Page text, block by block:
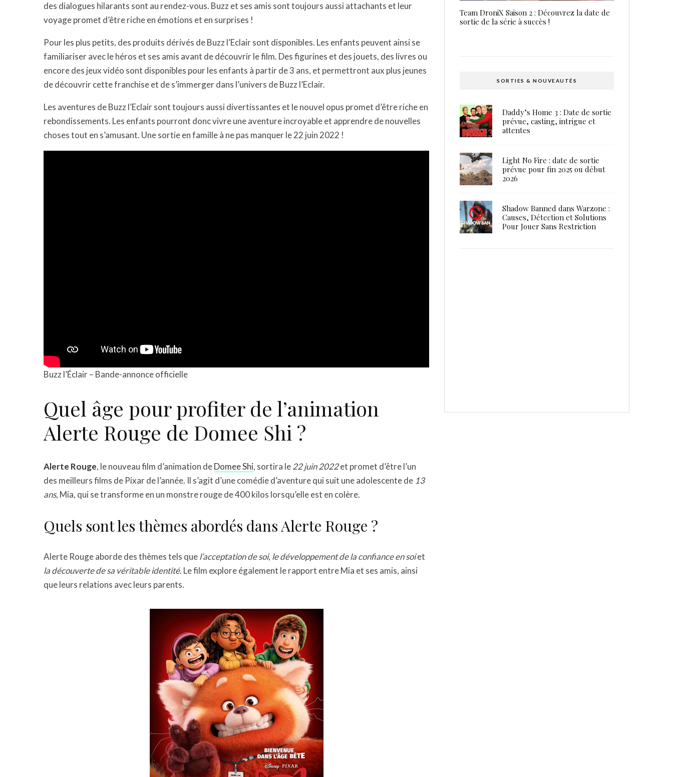
des dialogues hilarants sont au rendez-vous. Buzz et ses amis sont toujours aussi attachants et leur
voyage promet d’être riche en émotions et en surprises !
Pour les plus petits, des produits dérivés de Buzz l’Eclair sont disponibles. Les enfants peuvent ainsi se
familiariser avec le héros et ses amis avant de découvrir le film. Des figurines et des jouets, des livres ou
encore des jeux vidéo sont disponibles pour les enfants à partir de 3 ans, et permettront aux plus jeunes
de découvrir cette franchise et de s’immerger dans l’univers de Buzz l’Eclair.
Les aventures de Buzz l’Eclair sont toujours aussi divertissantes et le nouvel opus promet d’être riche en
rebondissements. Les enfants pourront donc vivre une aventure incroyable et apprendre de nouvelles
choses tout en s’amusant. Une sortie en famille à ne pas manquer le 22 juin 2022 !
Buzz l’Éclair – Bande-annonce officielle
Quel âge pour profiter de l’animation
Alerte Rouge de Domee Shi ?
Alerte Rouge, le nouveau film d’animation deDomee Shi, sortira le22 juin 2022et promet d’être l’un
des meilleurs films de Pixar de l’année. Il s’agit d’une comédie d’aventure qui suit une adolescente de 13
ans, Mia, qui se transforme en un monstre rouge de 400 kilos lorsqu’elle est en colère.
Quels sont les thèmes abordés dans Alerte Rouge ?
Alerte Rouge aborde des thèmes tels quel’acceptation de soi, le développement de la confiance en soiet
la découverte de sa véritable identité. Le film explore également le rapport entre Mia et ses amis, ainsi
que leurs relations avec leurs parents.
Team DroniX Saison 2 : Découvrez la date de
sortie de la série à succès !
SORTIES & NOUVEAUTÉS
Daddy’s Home 3 : Date de sortie
prévue, casting, intrigue et
attentes
Light No Fire : date de sortie
prévue pour fin 2025 ou début
2026
Shadow Banned dans Warzone :
Causes, Détection et Solutions
Pour Jouer Sans Restriction